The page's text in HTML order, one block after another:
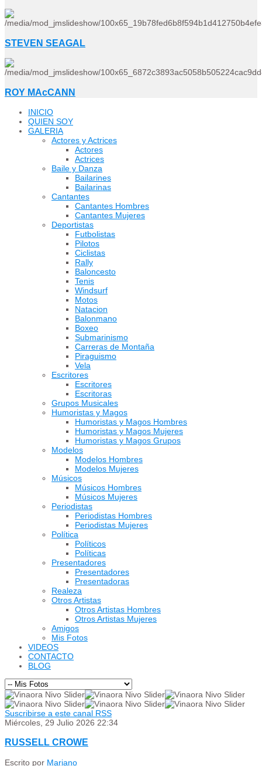
STEVEN SEAGAL
ROY MAcCANN
INICIO
QUIEN SOY
GALERIA
Actores y Actrices
Actores
Actrices
Baile y Danza
Bailarines
Bailarinas
Cantantes
Cantantes Hombres
Cantantes Mujeres
Deportistas
Futbolistas
Pilotos
Ciclistas
Rally
Baloncesto
Tenis
Windsurf
Motos
Natacion
Balonmano
Boxeo
Submarinismo
Carreras de Montaña
Piraguismo
Vela
Escritores
Escritores
Escritoras
Grupos Musicales
Humoristas y Magos
Humoristas y Magos Hombres
Humoristas y Magos Mujeres
Humoristas y Magos Grupos
Modelos
Modelos Hombres
Modelos Mujeres
Músicos
Músicos Hombres
Músicos Mujeres
Periodistas
Periodistas Hombres
Periodistas Mujeres
Política
Políticos
Políticas
Presentadores
Presentadores
Presentadoras
Realeza
Otros Artistas
Otros Artistas Hombres
Otros Artistas Mujeres
Amigos
Mis Fotos
VIDEOS
CONTACTO
BLOG
Suscribirse a este canal RSS
Miércoles, 29 Julio 2026 22:34
RUSSELL CROWE
Escrito por Mariano